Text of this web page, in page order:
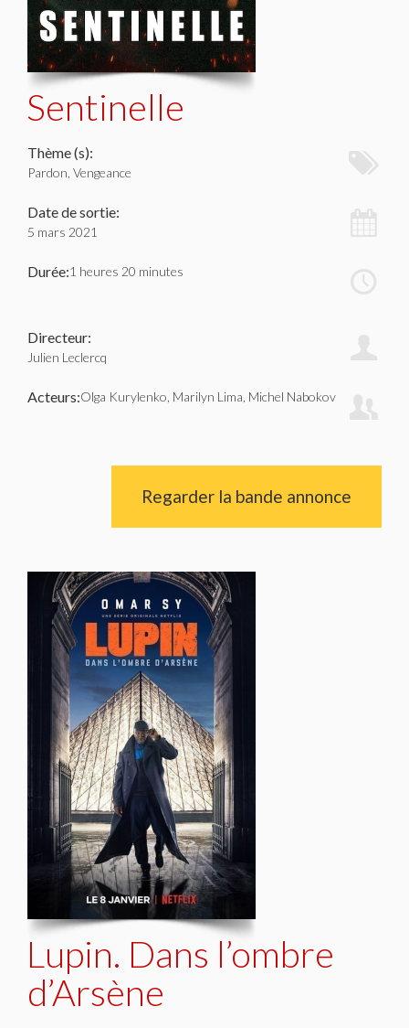
Sentinelle
Thème (s):
Pardon, Vengeance
Date de sortie:
5 mars 2021
Durée:1 heures 20 minutes
Directeur:
Julien Leclercq
Acteurs:Olga Kurylenko, Marilyn Lima, Michel Nabokov
Regarder la bande annonce
Lupin. Dans l’ombre
d’Arsène